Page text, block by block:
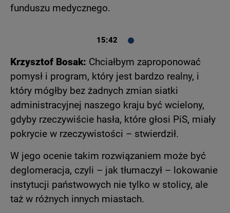
funduszu medycznego.
15:42
Krzysztof Bosak: Chciałbym zaproponować
pomysł i program, który jest bardzo realny, i
który mógłby bez żadnych zmian siatki
administracyjnej naszego kraju być wcielony,
gdyby rzeczywiście hasła, które głosi PiS, miały
pokrycie w rzeczywistości – stwierdził.
W jego ocenie takim rozwiązaniem może być
deglomeracja, czyli – jak tłumaczył – lokowanie
instytucji państwowych nie tylko w stolicy, ale
taż w różnych innych miastach.